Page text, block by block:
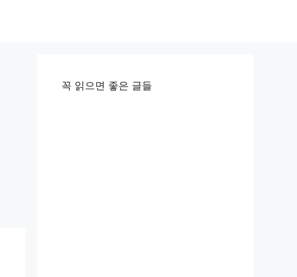
꼭 읽으면 좋은 글들